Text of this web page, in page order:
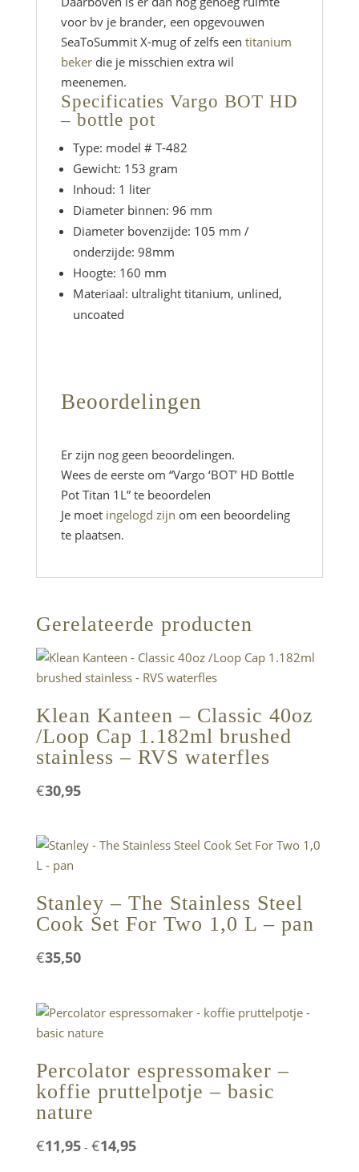
voor bv je brander, een opgevouwen
SeaToSummit X-mug of zelfs een titanium
bekerdie je misschien extra wil
meenemen.
Specificaties Vargo BOT HD
– bottle pot
Type: model # T-482
Gewicht: 153 gram
Inhoud: 1 liter
Diameter binnen: 96 mm
Diameter bovenzijde: 105 mm /
onderzijde: 98mm
Hoogte: 160 mm
Materiaal: ultralight titanium, unlined,
uncoated
Beoordelingen
Er zijn nog geen beoordelingen.
Wees de eerste om “Vargo ‘BOT’ HD Bottle
Pot Titan 1L” te beoordelen
Je moet ingelogd zijn om een beoordeling
te plaatsen.
Gerelateerde producten
Klean Kanteen – Classic 40oz
/Loop Cap 1.182ml brushed
stainless – RVS waterfles
€30,95
Stanley – The Stainless Steel
Cook Set For Two 1,0 L – pan
€35,50
Percolator espressomaker –
koffie pruttelpotje – basic
nature
€11,95 - €14,95Prijsklasse: